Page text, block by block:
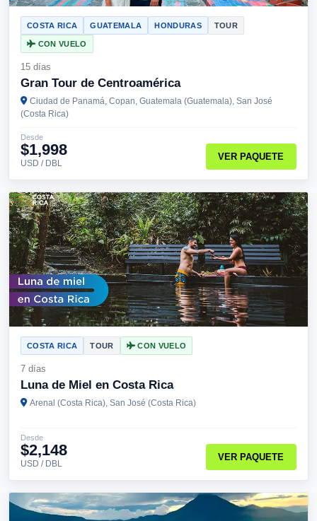
COSTA RICA GUATEMALA HONDURAS TOUR
CON VUELO
15 días
Gran Tour de Centroamérica
Ciudad de Panamá, Copan, Guatemala (Guatemala), San José
(Costa Rica)
Desde
$1,998
USD / DBL
VER PAQUETE
COSTA RICA TOUR CON VUELO
7 días
Luna de Miel en Costa Rica
Arenal (Costa Rica), San José (Costa Rica)
Desde
$2,148
USD / DBL
VER PAQUETE